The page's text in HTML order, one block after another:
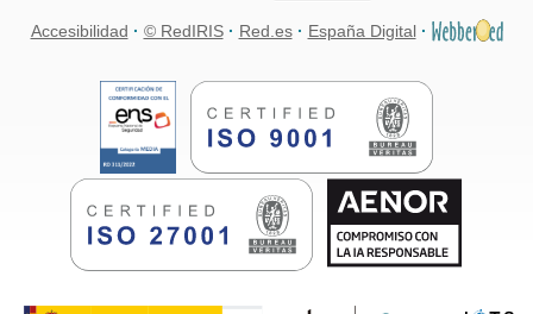
Accesibilidad © RedIRIS Red.es España Digital